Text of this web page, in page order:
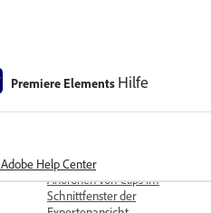
Premiere Elements Hilfe
Adobe Help Center
Erstellen von speziellen Clips
Arbeiten mit Seitenverhältnissen
Anordnen von Clips
Anordnen von Clips im
Schnittfenster der